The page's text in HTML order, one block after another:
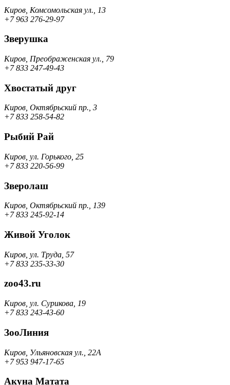
Киров, Комсомольская ул., 13
+7 963 276-29-97
Зверушка
Киров, Преображенская ул., 79
+7 833 247-49-43
Хвостатый друг
Киров, Октябрьский пр., 3
+7 833 258-54-82
Рыбий Рай
Киров, ул. Горького, 25
+7 833 220-56-99
Зверолаш
Киров, Октябрьский пр., 139
+7 833 245-92-14
Живой Уголок
Киров, ул. Труда, 57
+7 833 235-33-30
zoo43.ru
Киров, ул. Сурикова, 19
+7 833 243-43-60
ЗооЛиния
Киров, Ульяновская ул., 22A
+7 953 947-17-65
Акуна Матата